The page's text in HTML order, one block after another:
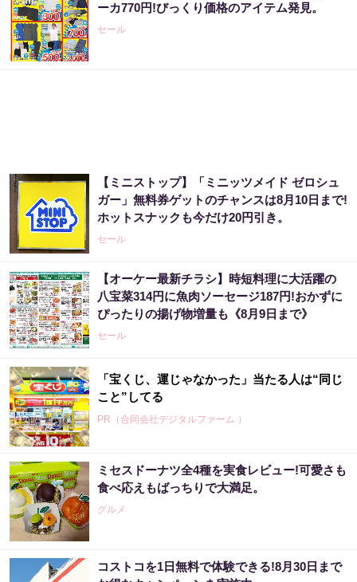
ーカ770円!びっくり価格のアイテム発見。
セール
【ミニストップ】「ミニッツメイド ゼロシュ
ガー」無料券ゲットのチャンスは8月10日まで!
ホットスナックも今だけ20円引き。
セール
【オーケー最新チラシ】時短料理に大活躍の
八宝菜314円に魚肉ソーセージ187円!おかずに
ぴったりの揚げ物増量も《8月9日まで》
セール
「宝くじ、運じゃなかった」当たる人は“同じ
こと”してる
PR（合同会社デジタルファーム ）
ミセスドーナツ全4種を実食レビュー!可愛さも
食べ応えもばっちりで大満足。
グルメ
コストコを1日無料で体験できる!8月30日まで